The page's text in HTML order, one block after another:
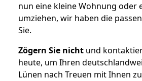
nun eine kleine Wohnung oder
umziehen, wir haben die
Sie.
Zögern Sie nicht und
heute, um Ihren
Lünen nach Treuen mit Ihnen